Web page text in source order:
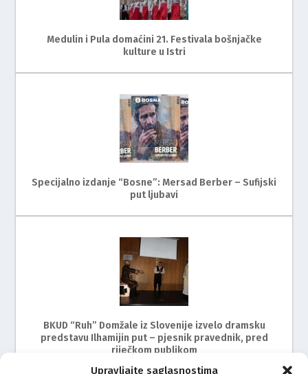
Upravljajte saglasnostima
Medulin i Pula domaćini 21. Festivala bošnjačke
kulture u Istri
Specijalno izdanje “Bosne”: Mersad Berber – Sufijski
put ljubavi
BKUD “Ruh” Domžale iz Slovenije izvelo dramsku
predstavu Ilhamijin put – pjesnik pravednik, pred
riječkom publikom